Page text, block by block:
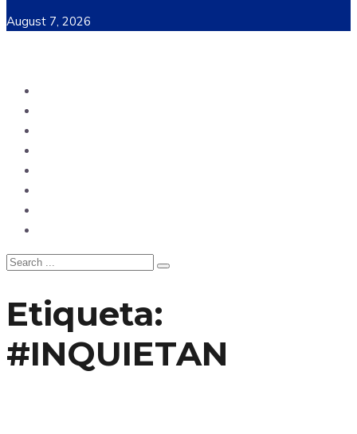
August 7, 2026
Etiqueta:
#INQUIETAN